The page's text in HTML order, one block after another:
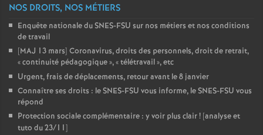
NOS DROITS, NOS MÉTIERS
Enquête nationale du SNES-FSU sur nos métiers et nos conditions
de travail
[MAJ 13 mars] Coronavirus, droits des personnels, droit de retrait,
«continuité pédagogique», «télétravail», etc
Urgent, frais de déplacements, retour avant le 8 janvier
Connaître ses droits : le SNES-FSU vous informe, le SNES-FSU vous
répond
Protection sociale complémentaire : y voir plus clair! [analyse et
tuto du 23/11]